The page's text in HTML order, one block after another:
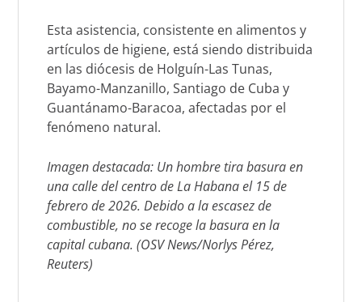
Esta asistencia, consistente en alimentos y
artículos de higiene, está siendo distribuida
en las diócesis de Holguín-Las Tunas,
Bayamo-Manzanillo, Santiago de Cuba y
Guantánamo-Baracoa, afectadas por el
fenómeno natural.
Imagen destacada: Un hombre tira basura en
una calle del centro de La Habana el 15 de
febrero de 2026. Debido a la escasez de
combustible, no se recoge la basura en la
capital cubana. (OSV News/Norlys Pérez,
Reuters)